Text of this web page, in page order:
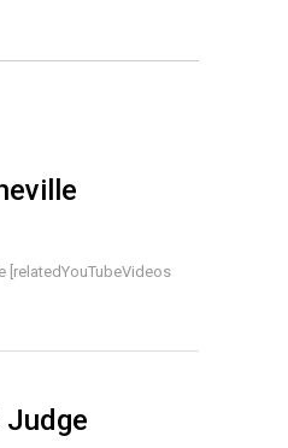
[relatedYouTubeVideos
Judge